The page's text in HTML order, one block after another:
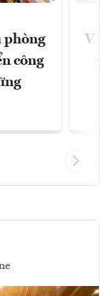
phòng
công